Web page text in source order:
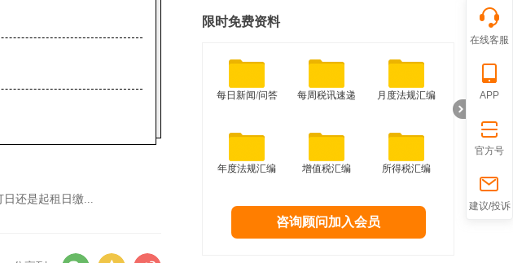
还是起租日缴...
限时免费资料
每日新闻/问答 每周税讯速递 月度法规汇编
年度法规汇编 增值税汇编 所得税汇编
咨询顾问加入会员
在线客服
APP
官方号
建议/投诉